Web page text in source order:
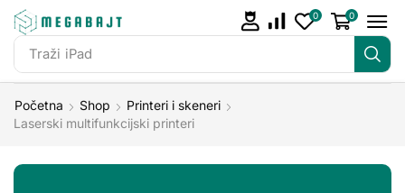
Traži iPad
0 0
Početna Shop
Printeri i skeneri
Laserski multifunkcijski printeri